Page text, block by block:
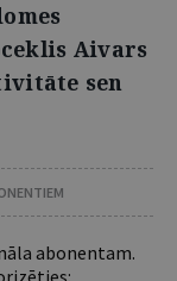
Aivars
sen
abonentam.